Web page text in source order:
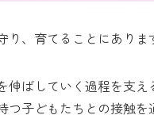
、育てることにありま
伸ばしていく過程を支
つ子どもたちとの接触